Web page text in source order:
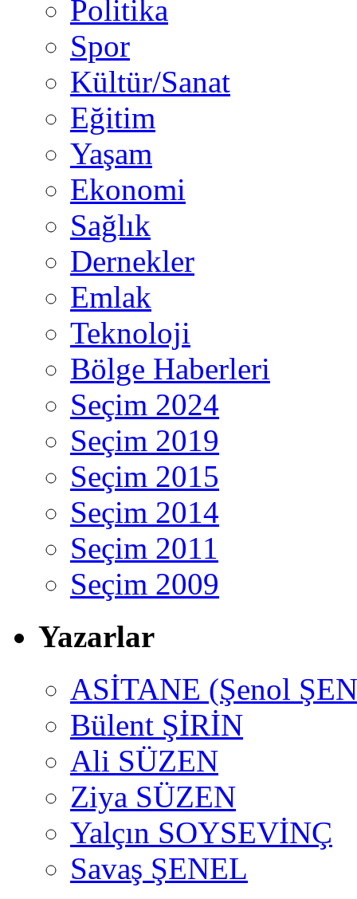
Politika
Spor
Kültür/Sanat
Eğitim
Yaşam
Ekonomi
Sağlık
Dernekler
Emlak
Teknoloji
Bölge Haberleri
Seçim 2024
Seçim 2019
Seçim 2015
Seçim 2014
Seçim 2011
Seçim 2009
Yazarlar
ASİTANE (Şenol
Bülent ŞİRİN
Ali SÜZEN
Ziya SÜZEN
Yalçın SOYSEVİNÇ
Savaş ŞENEL